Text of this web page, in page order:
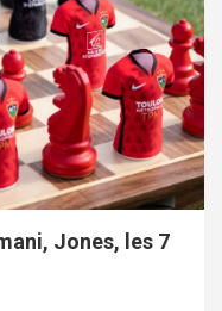
Jones, les 7